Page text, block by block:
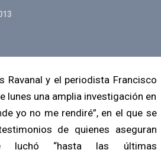
Ravanal y el periodista Francisco
lunes una amplia investigación en
yo no me rendiré”, en el que se
de quienes aseguran
luchó “hasta las últimas